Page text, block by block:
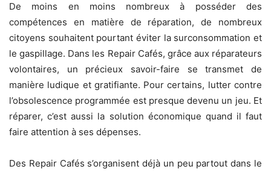
De moins en moins nombreux à posséder des
compétences en matière de réparation, de nombreux
citoyens souhaitent pourtant éviter la surconsommation et
le gaspillage. Dans les Repair Cafés, grâce aux réparateurs
volontaires, un précieux savoir-faire se transmet de
manière ludique et gratifiante. Pour certains, lutter contre
l’obsolescence programmée est presque devenu un jeu. Et
réparer, c’est aussi la solution économique quand il faut
faire attention à ses dépenses.
Des Repair Cafés s’organisent déjà un peu partout dans le